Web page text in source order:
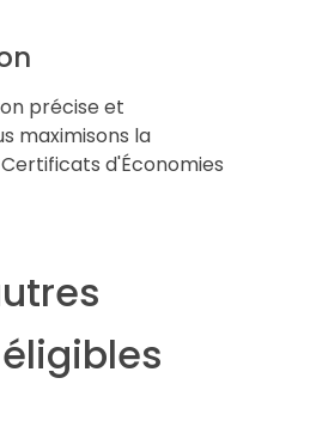
précise et
maximisons la
d'Économies